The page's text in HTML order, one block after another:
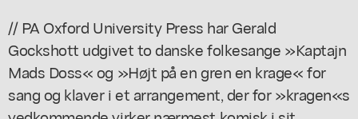
// PA Oxford University Press har Gerald
Gockshott udgivet to danske folkesange »Kaptajn
Mads Doss« og »Højt på en gren en krage« for
sang og klaver i et arrangement, der for »kragen«s